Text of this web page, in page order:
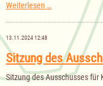
Weiterlesen …
Ausschusses
Senioren,
Jugend
und
Soziales
am
13.11.2024 12:48
Sitzung des
Sitzung des Ausschusses